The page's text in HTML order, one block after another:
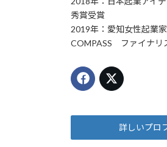
秀賞受賞
2019年：愛知女性起業
COMPASS ファイナリ
詳しいプロ